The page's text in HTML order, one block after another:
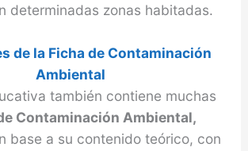
determinadas zonas habitadas.
de la Ficha de Contaminación
Ambiental
también contiene muchas
Contaminación Ambiental,
base a su contenido teórico, con